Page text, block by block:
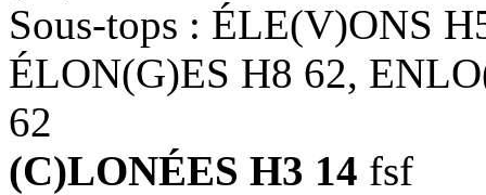
Sous-tops : ÉLE(V)ONS
ÉLON(G)ES H8 62,
62
(C)LONÉES H3 14 fsf